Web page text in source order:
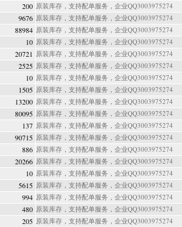
200 原装库存，支持配单服务，企业QQ3003975274
9676 原装库存，支持配单服务，企业QQ3003975274
88984 原装库存，支持配单服务，企业QQ3003975274
10 原装库存，支持配单服务，企业QQ3003975274
20721 原装库存，支持配单服务，企业QQ3003975274
2525 原装库存，支持配单服务，企业QQ3003975274
10 原装库存，支持配单服务，企业QQ3003975274
1505 原装库存，支持配单服务，企业QQ3003975274
13200 原装库存，支持配单服务，企业QQ3003975274
80095 原装库存，支持配单服务，企业QQ3003975274
137 原装库存，支持配单服务，企业QQ3003975274
90715 原装库存，支持配单服务，企业QQ3003975274
886 原装库存，支持配单服务，企业QQ3003975274
20266 原装库存，支持配单服务，企业QQ3003975274
10 原装库存，支持配单服务，企业QQ3003975274
5615 原装库存，支持配单服务，企业QQ3003975274
994 原装库存，支持配单服务，企业QQ3003975274
480 原装库存，支持配单服务，企业QQ3003975274
205 原装库存，支持配单服务，企业QQ3003975274